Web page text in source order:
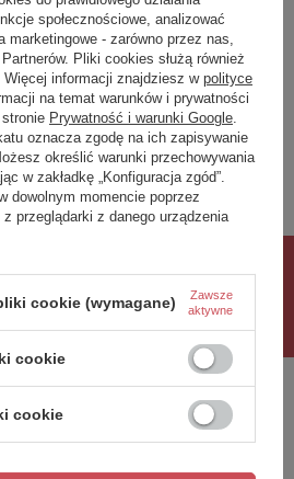
kolor Chrom/Złoty
Masz pytania?
niezwłocznie,
publikując
Zadaj pytanie
swoją opinię
Twoja ocena:
5/5
społecznościowe, analizować
marketingowe - zarówno przez nas,
Pliki cookies służą również
informacji znajdziesz w polityce
na temat warunków i prywatności
Prywatność i warunki Google
oznacza zgodę na ich zapisywanie
określić warunki przechowywania
w zakładkę „Konfiguracja zgód”.
dowolnym momencie poprzez
przeglądarki z danego urządzenia
cookie (wymagane)
Zawsze
aktywne
cookie
cookie